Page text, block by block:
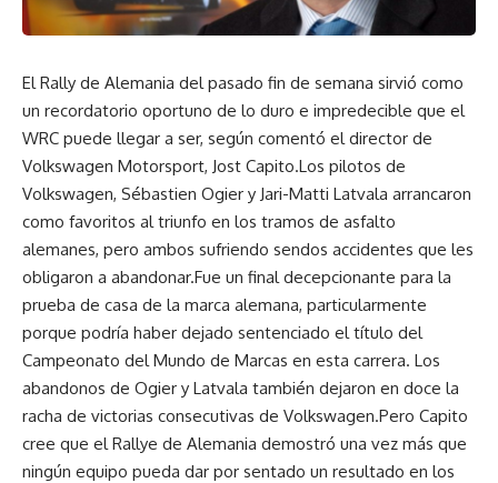
El Rally de Alemania del pasado fin de semana sirvió como
un recordatorio oportuno de lo duro e impredecible que el
WRC puede llegar a ser, según comentó el director de
Volkswagen Motorsport, Jost Capito.Los pilotos de
Volkswagen, Sébastien Ogier y Jari-Matti Latvala arrancaron
como favoritos al triunfo en los tramos de asfalto
alemanes, pero ambos sufriendo sendos accidentes que les
obligaron a abandonar.Fue un final decepcionante para la
prueba de casa de la marca alemana, particularmente
porque podría haber dejado sentenciado el título del
Campeonato del Mundo de Marcas en esta carrera. Los
abandonos de Ogier y Latvala también dejaron en doce la
racha de victorias consecutivas de Volkswagen.Pero Capito
cree que el Rallye de Alemania demostró una vez más que
ningún equipo pueda dar por sentado un resultado en los